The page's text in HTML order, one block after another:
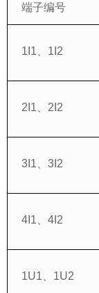
端子编号
1I1 1I2
2I1、2I2
3I1、3I2
4I1、4I2
1U1、1U2